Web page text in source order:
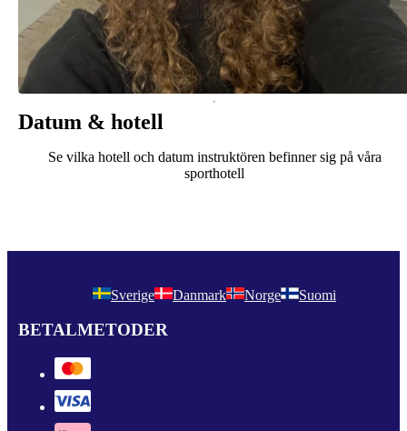
Datum & hotell
Se vilka hotell och datum instruktören befinner sig på våra
sporthotell
Sverige Danmark Norge Suomi
BETALMETODER